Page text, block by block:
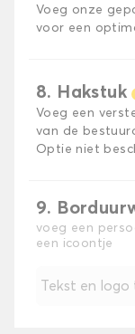
Voeg onze
voor een
8. Hakstuk
Voeg een
van de
Optie niet
9.
voeg een
een icoontje
Tekst en